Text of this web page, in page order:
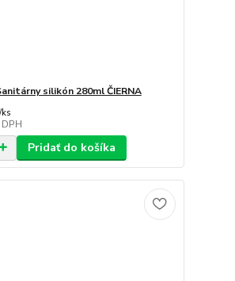
silikón 280ml ČIERNA
ks
Pridať do košíka